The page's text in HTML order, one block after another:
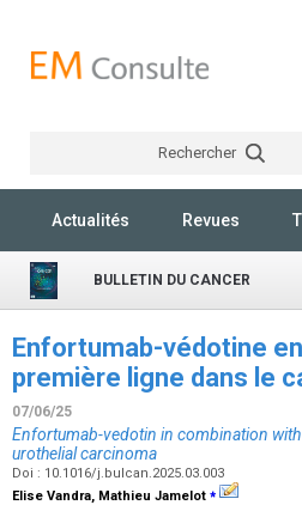
Rechercher
Actualités Revues
BULLETIN DU CANCER
Enfortumab-védotine
première ligne dans le
07/06/25
Enfortumab-vedotin in combination
urothelial carcinoma
Doi : 10.1016/j.bulcan.2025.03.003
Elise Vandra, Mathieu Jamelot ⁎